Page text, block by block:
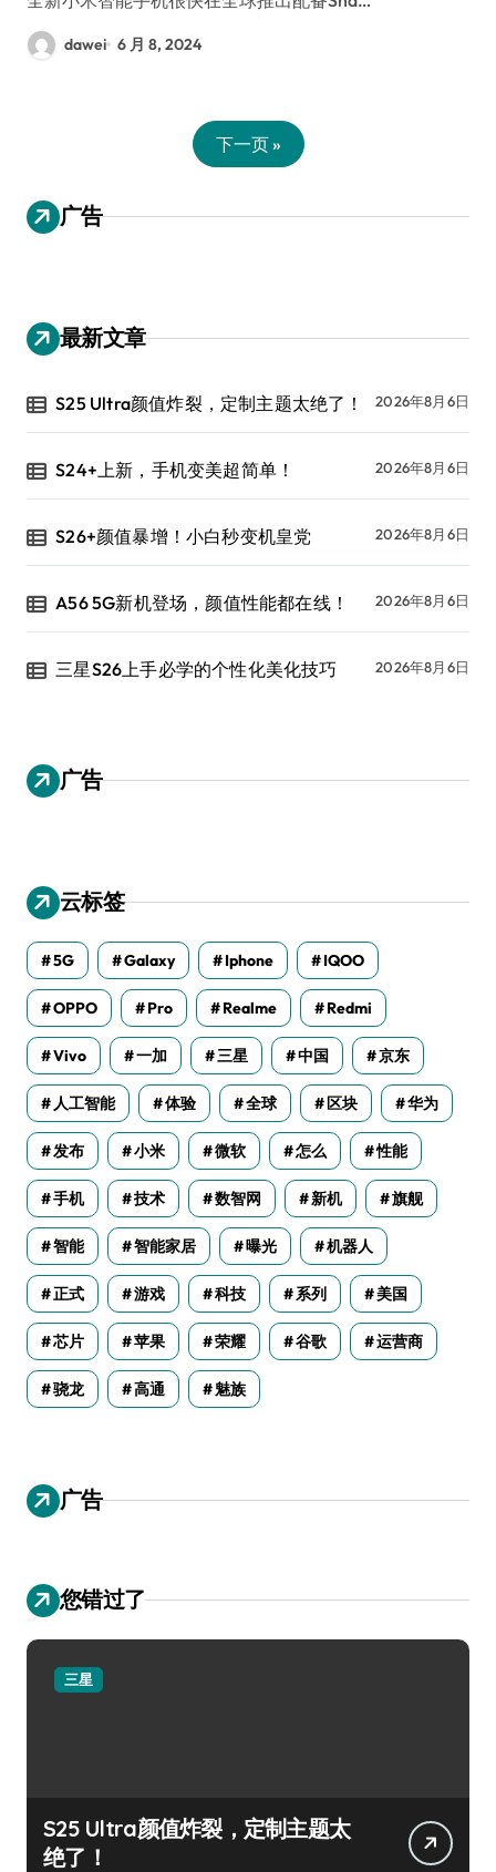
dawei 6 月 8, 2024
下一页 »
广告
最新文章
S25 Ultra颜值炸裂，定制主题太绝了！ 2026年8月6日
S24+上新，手机变美超简单！ 2026年8月6日
S26+颜值暴增！小白秒变机皇党 2026年8月6日
A56 5G新机登场，颜值性能都在线！ 2026年8月6日
三星S26上手必学的个性化美化技巧 2026年8月6日
广告
云标签
5G Galaxy Iphone IQOO
OPPO Pro Realme Redmi
Vivo 一加 三星 中国 京东
人工智能 体验 全球 区块 华为
发布 小米 微软 怎么 性能
手机 技术 数智网 新机 旗舰
智能 智能家居 曝光 机器人
正式 游戏 科技 系列 美国
芯片 苹果 荣耀 谷歌 运营商
骁龙 高通 魅族
广告
您错过了
三星
S25 Ultra颜值炸裂，定制主题太
绝了！